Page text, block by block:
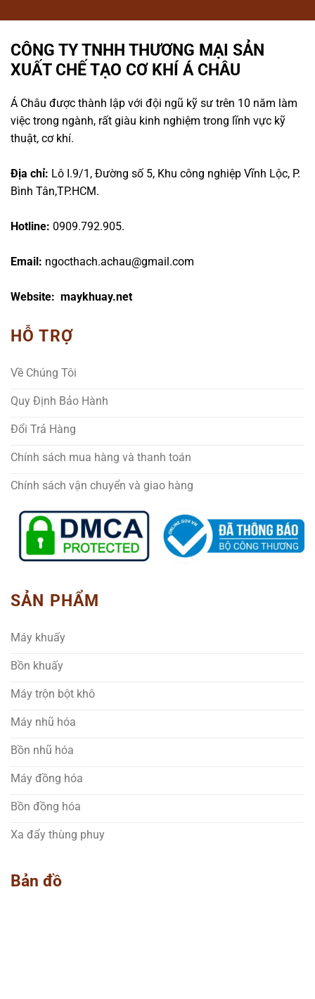
CÔNG TY TNHH THƯƠNG MẠI SẢN
XUẤT CHẾ TẠO CƠ KHÍ Á CHÂU
Á Châu được thành lập với đội ngũ kỹ sư trên 10 năm làm
việc trong ngành, rất giàu kinh nghiệm trong lĩnh vực kỹ
thuật, cơ khí.
Địa chỉ: Lô I.9/1, Đường số 5, Khu công nghiệp Vĩnh Lộc, P.
Bình Tân,TP.HCM.
Hotline: 0909.792.905.
Email: ngocthach.achau@gmail.com
Website: maykhuay.net
HỖ TRỢ
Về Chúng Tôi
Quy Định Bảo Hành
Đổi Trả Hàng
Chính sách mua hàng và thanh toán
Chính sách vận chuyển và giao hàng
SẢN PHẨM
Máy khuấy
Bồn khuấy
Máy trộn bột khô
Máy nhũ hóa
Bồn nhũ hóa
Máy đồng hóa
Bồn đồng hóa
Xa đẩy thùng phuy
Bản đồ